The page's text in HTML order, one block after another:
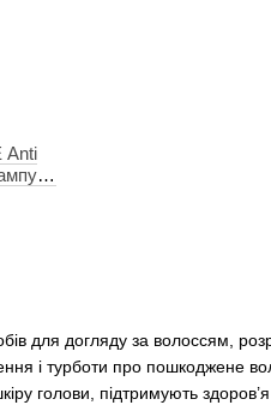
для догляду за волоссям,
і турботи про пошкоджене
голови, підтримують
Anti
мл